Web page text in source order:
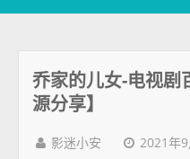
乔家的儿女-电视剧
源分享】
影迷小安 2021年